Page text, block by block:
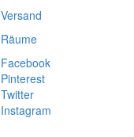
Versand
Räume
Facebook
Pinterest
Twitter
Instagram